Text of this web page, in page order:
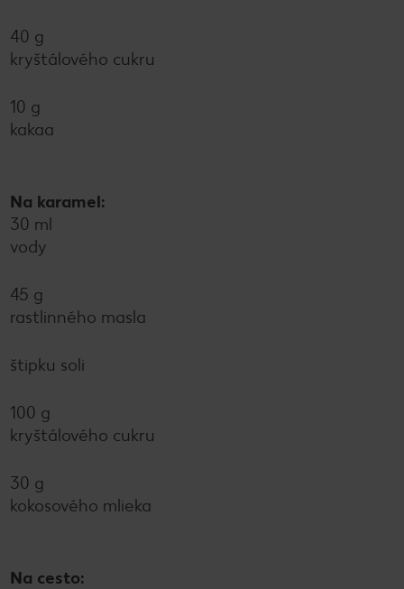
40 g
kryštálového cukru
10 g
kakaa
Na karamel:
30 ml
vody
45 g
rastlinného masla
štipku soli
100 g
kryštálového cukru
30 g
kokosového mlieka
Na cesto: